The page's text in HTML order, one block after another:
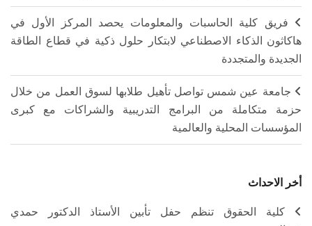
فريق كلية الحاسبات والمعلومات يحصد المركز الأول في
هاكاثون الذكاء الاصطناعي لابتكار حلول ذكية في قطاع الطاقة
الجديدة والمتجددة
جامعة عين شمس تواصل تأهيل طلابها لسوق العمل من خلال
حزمة متكاملة من البرامج التدريبية والشراكات مع كبرى
المؤسسات المحلية والعالمية
أخر الاحداث
كلية الحقوق تنظم حفل تأبين الأستاذ الدكتور حمدي